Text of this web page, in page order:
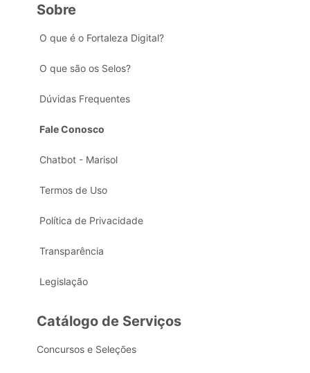
Sobre
O que é o Fortaleza Digital?
O que são os Selos?
Dúvidas Frequentes
Fale Conosco
Chatbot - Marisol
Termos de Uso
Política de Privacidade
Transparência
Legislação
Catálogo de Serviços
Concursos e Seleções